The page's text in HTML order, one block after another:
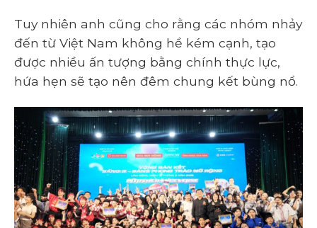
Tuy nhiên anh cũng cho rằng các nhóm nhảy
đến từ Việt Nam không hề kém cạnh, tạo
được nhiều ấn tượng bằng chính thực lực,
hứa hẹn sẽ tạo nên đêm chung kết bùng nổ.